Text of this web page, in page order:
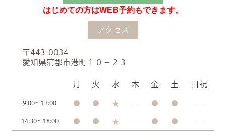
はじめての方はWEB予約もできます。
アクセス
〒443-0034
愛知県蒲郡市港町１０−２３
月 火 水 木 金 土 日祝
9:00～13:00
14:30～18:00